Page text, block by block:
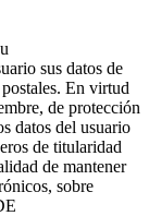
sus datos de
En virtud
de protección
datos del usuario
de titularidad
de mantener
sobre